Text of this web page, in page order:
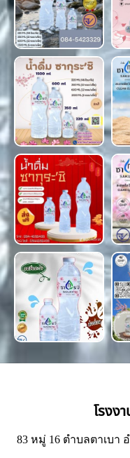
โรงง
83 หมู่ 16 ตำบลตาเบา